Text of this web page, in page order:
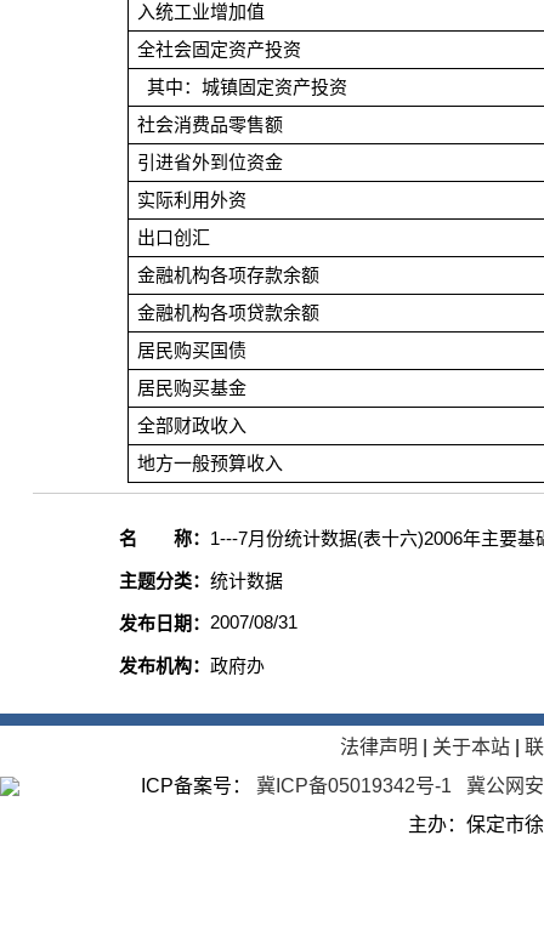
入统工业增加值
全社会固定资产投资
其中：城镇固定资产投资
社会消费品零售额
引进省外到位资金
实际利用外资
出口创汇
金融机构各项存款余额
金融机构各项贷款余额
居民购买国债
居民购买基金
全部财政收入
地方一般预算收入
名 称： 1---7月份统计数据(表十六)2006年主要基
主题分类： 统计数据
发布日期： 2007/08/31
发布机构： 政府办
法律声明 关于本站 |
ICP备案号：
冀ICP备05019342号-1
冀公网
主办：保定市